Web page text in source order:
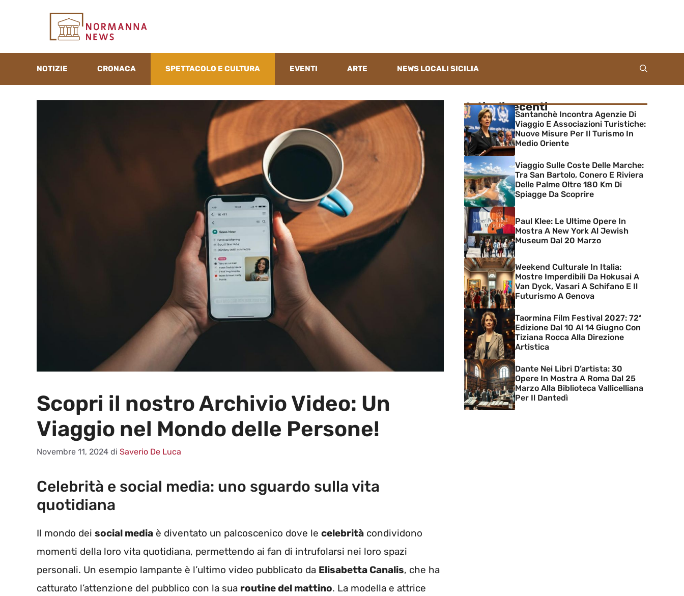
NOTIZIE CRONACA SPETTACOLO E CULTURA EVENTI ARTE NEWS LOCALI SICILIA
Scopri il nostro Archivio Video: Un
Viaggio nel Mondo delle Persone!
Novembre 11, 2024 di Saverio De Luca
Celebrità e social media: uno sguardo sulla vita
quotidiana
Il mondo dei social media è diventato un palcoscenico dove le celebrità condividono
momenti della loro vita quotidiana, permettendo ai fan di intrufolarsi nei loro spazi
personali. Un esempio lampante è l’ultimo video pubblicato da Elisabetta Canalis, che ha
catturato l’attenzione del pubblico con la sua routine del mattino. La modella e attrice
Articoli recenti
Santanchè Incontra Agenzie Di
Viaggio E Associazioni Turistiche:
Nuove Misure Per Il Turismo In
Medio Oriente
Viaggio Sulle Coste Delle Marche:
Tra San Bartolo, Conero E Riviera
Delle Palme Oltre 180 Km Di
Spiagge Da Scoprire
Paul Klee: Le Ultime Opere In
Mostra A New York Al Jewish
Museum Dal 20 Marzo
Weekend Culturale In Italia:
Mostre Imperdibili Da Hokusai A
Van Dyck, Vasari A Schifano E Il
Futurismo A Genova
Taormina Film Festival 2027: 72ª
Edizione Dal 10 Al 14 Giugno Con
Tiziana Rocca Alla Direzione
Artistica
Dante Nei Libri D’artista: 30
Opere In Mostra A Roma Dal 25
Marzo Alla Biblioteca Vallicelliana
Per Il Dantedì